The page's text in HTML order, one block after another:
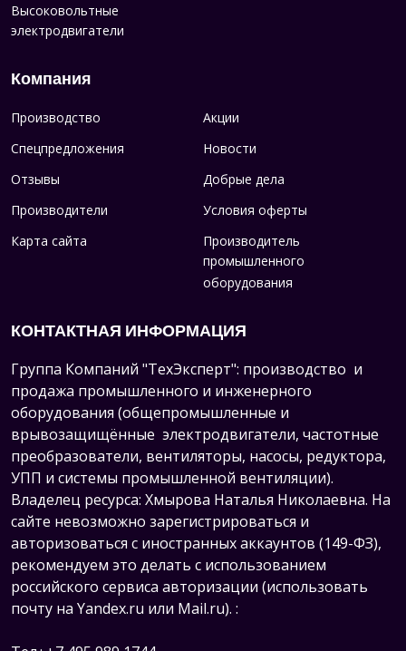
Высоковольтные
электродвигатели
Компания
Производство
Акции
Спецпредложения
Новости
Отзывы
Добрые дела
Производители
Условия оферты
Карта сайта
Производитель
промышленного
оборудования
КОНТАКТНАЯ ИНФОРМАЦИЯ
Группа Компаний "ТехЭксперт": производство и
продажа промышленного и инженерного
оборудования (общепромышленные и
врывозащищённые электродвигатели, частотные
преобразователи, вентиляторы, насосы, редуктора,
УПП и системы промышленной вентиляции).
Владелец ресурса: Хмырова Наталья Николаевна. На
сайте невозможно зарегистрироваться и
авторизоваться с иностранных аккаунтов (149-ФЗ),
рекомендуем это делать с использованием
российского сервиса авторизации (использовать
почту на Yandex.ru или Mail.ru). :